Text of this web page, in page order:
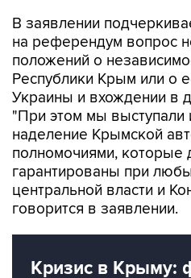
положений о
Республики Крым или о
Украины и вхождении в
"При этом мы выступали
наделение Крымской
полномочиями,
гарантированы при
центральной власти и
говорится в заявлении.
Кризис в Крыму: